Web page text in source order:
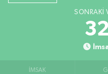
SONRAKI
İMSAK